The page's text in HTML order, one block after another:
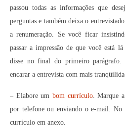
passou todas as informações que
perguntas e também deixa o
a renumeração. Se você ficar
passar a impressão de que você está
disse no final do primeiro parágrafo.
encarar a entrevista com mais
– Elabore um bom currículo. Marque
por telefone ou enviando o e-mail. No
currículo em anexo.